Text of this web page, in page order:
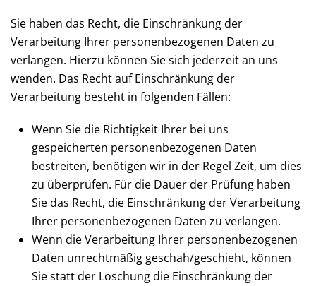
Sie haben das Recht, die Einschränkung der
Verarbeitung Ihrer personenbezogenen Daten zu
verlangen. Hierzu können Sie sich jederzeit an uns
wenden. Das Recht auf Einschränkung der
Verarbeitung besteht in folgenden Fällen:
Wenn Sie die Richtigkeit Ihrer bei uns
gespeicherten personenbezogenen Daten
bestreiten, benötigen wir in der Regel Zeit, um dies
zu überprüfen. Für die Dauer der Prüfung haben
Sie das Recht, die Einschränkung der Verarbeitung
Ihrer personenbezogenen Daten zu verlangen.
Wenn die Verarbeitung Ihrer personenbezogenen
Daten unrechtmäßig geschah/geschieht, können
Sie statt der Löschung die Einschränkung der